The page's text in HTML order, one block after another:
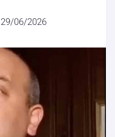
29/06/2026